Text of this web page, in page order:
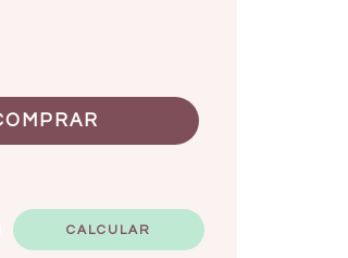
CALCULAR